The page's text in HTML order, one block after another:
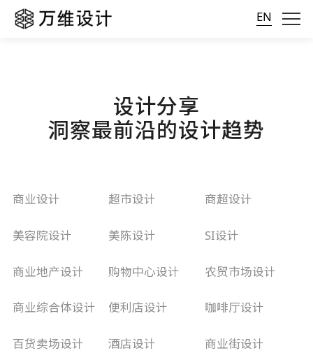
EN
设计分享
洞察最前沿的设计趋势
商业设计 超市设计 商超设计
美容院设计 美陈设计 SI设计
商业地产设计 购物中心设计 农贸市场设计
商业综合体设计 便利店设计 咖啡厅设计
百货卖场设计 酒店设计 商业街设计